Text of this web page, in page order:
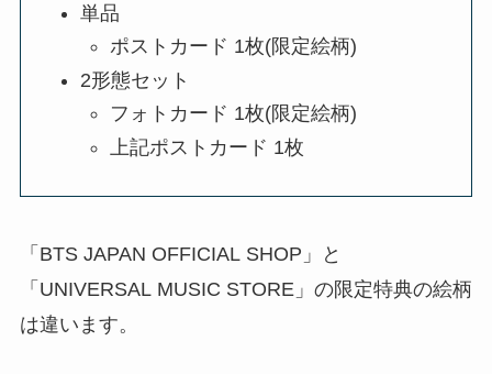
単品
ポストカード 1枚(限定絵柄)
2形態セット
フォトカード 1枚(限定絵柄)
上記ポストカード 1枚
「BTS JAPAN OFFICIAL SHOP」と
「UNIVERSAL MUSIC STORE」の限定特典の絵柄
は違います。